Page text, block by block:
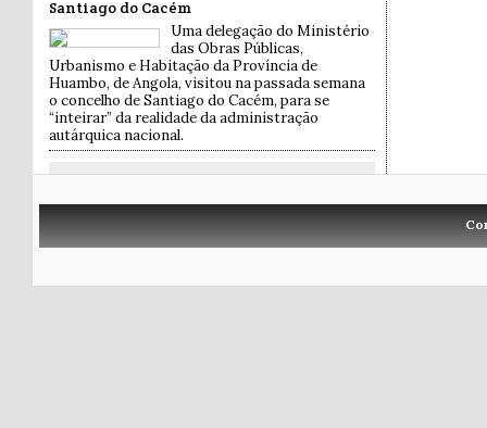
Santiago do Cacém
Uma delegação do Ministério
das Obras Públicas,
Urbanismo e Habitação da Província de
Huambo, de Angola, visitou na passada semana
o concelho de Santiago do Cacém, para se
“inteirar” da realidade da administração
autárquica nacional.